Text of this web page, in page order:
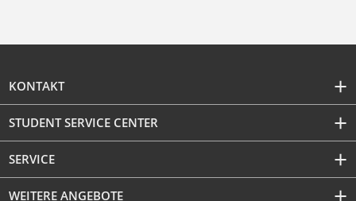
KONTAKT
STUDENT SERVICE CENTER
SERVICE
WEITERE ANGEBOTE